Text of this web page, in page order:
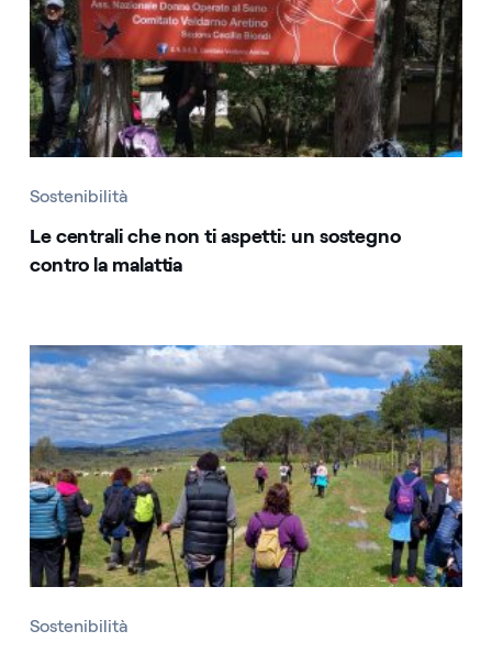
Sostenibilità
Le centrali che non ti aspetti: un sostegno
contro la malattia
Sostenibilità